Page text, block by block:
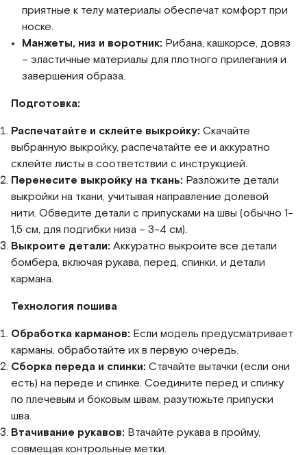
приятные к телу материалы обеспечат комфорт при
носке.
Манжеты, низ и воротник: Рибана, кашкорсе, довяз
– эластичные материалы для плотного прилегания и
завершения образа.
Подготовка:
Распечатайте и склейте выкройку: Скачайте
выбранную выкройку, распечатайте ее и аккуратно
склейте листы в соответствии с инструкцией.
Перенесите выкройку на ткань: Разложите детали
выкройки на ткани, учитывая направление долевой
нити. Обведите детали с припусками на швы (обычно 1-
1,5 см, для подгибки низа – 3-4 см).
Выкроите детали: Аккуратно выкроите все детали
бомбера, включая рукава, перед, спинки, и детали
кармана.
Технология пошива
Обработка карманов: Если модель предусматривает
карманы, обработайте их в первую очередь.
Сборка переда и спинки: Стачайте вытачки (если они
есть) на переде и спинке. Соедините перед и спинку
по плечевым и боковым швам, разутюжьте припуски
шва.
Втачивание рукавов: Втачайте рукава в пройму,
совмещая контрольные метки.